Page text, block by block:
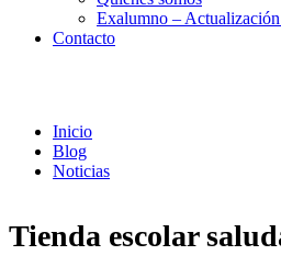
Exalumno –
Contacto
Inicio
Blog
Noticias
Tienda escolar